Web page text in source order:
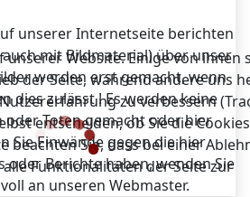
unserer Internetseite berichten
mit Bildmaterial) über unser
werden erst gemacht, wenn
dies zulässt ! Es werden keine
oder Toten gemacht oder hier
Sie Einwände gegen die hier
oder Berichte haben, wenden Sie
an unseren Webmaster.
unserer Website. Einige von ihnen
der Seite, während andere uns
zu verbessern
entscheiden, ob Sie die Cookies
beachten Sie, dass bei einer
Funktionalitäten der Seite zur